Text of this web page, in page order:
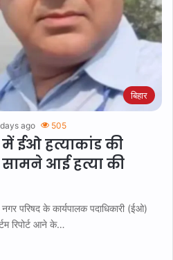
बिहार
ago 505
में ईओ हत्याकांड की
सामने आई हत्या की
परिषद के कार्यपालक पदाधिकारी (ईओ)
रिपोर्ट आने के…